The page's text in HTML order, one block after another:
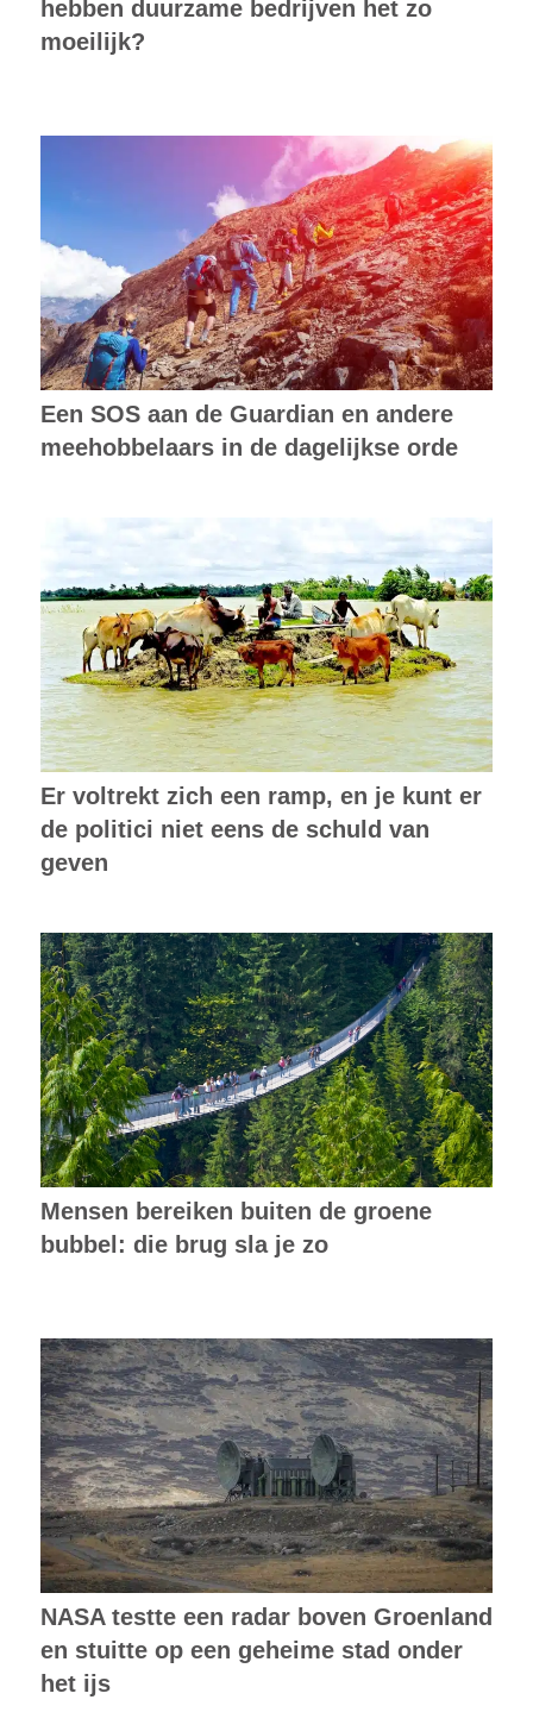
hebben duurzame bedrijven het zo
moeilijk?
Een SOS aan de Guardian en andere
meehobbelaars in de dagelijkse orde
Er voltrekt zich een ramp, en je kunt er
de politici niet eens de schuld van
geven
Mensen bereiken buiten de groene
bubbel: die brug sla je zo
NASA testte een radar boven Groenland
en stuitte op een geheime stad onder
het ijs